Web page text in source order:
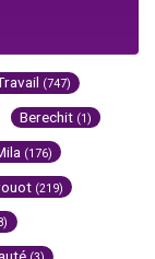
(747)
Berechit (1)
(176)
(219)